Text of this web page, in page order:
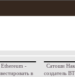
-
в
Сатоши
создатель